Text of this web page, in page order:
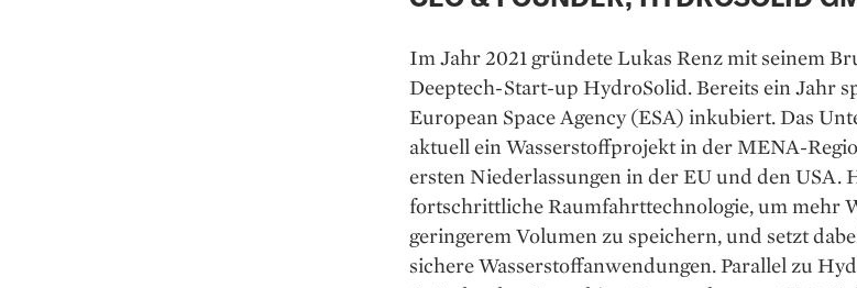
Im Jahr 2021 gründete Lukas Renz mit seinem
Deeptech-Start-up HydroSolid. Bereits ein Jahr
European Space Agency (ESA) inkubiert. Das
aktuell ein Wasserstoffprojekt in der MENA-
ersten Niederlassungen in der EU und den USA.
fortschrittliche Raumfahrttechnologie, um mehr
geringerem Volumen zu speichern, und setzt
sichere Wasserstoffanwendungen. Parallel zu